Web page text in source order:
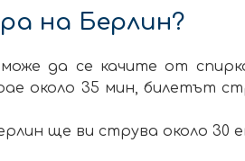
на Берлин?
да се качите от
около 35 мин, билетът
ще ви струва около